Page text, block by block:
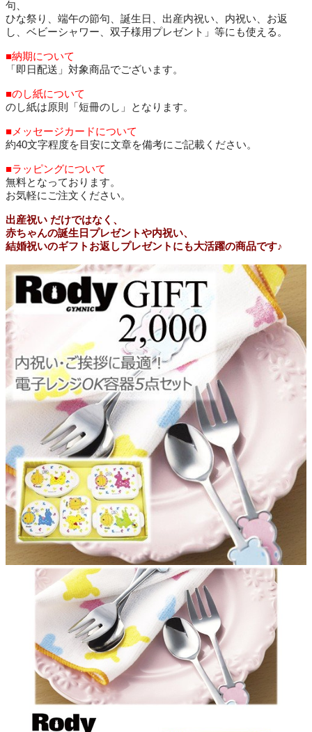
句、
ひな祭り、端午の節句、誕生日、出産内祝い、内祝い、お返
し、ベビーシャワー、双子様用プレゼント」等にも使える。
■納期について
「即日配送」対象商品でございます。
■のし紙について
のし紙は原則「短冊のし」となります。
■メッセージカードについて
約40文字程度を目安に文章を備考にご記載ください。
■ラッピングについて
無料となっております。
お気軽にご注文ください。
出産祝い だけではなく、
赤ちゃんの誕生日プレゼントや内祝い、
結婚祝いのギフトお返しプレゼントにも大活躍の商品です♪